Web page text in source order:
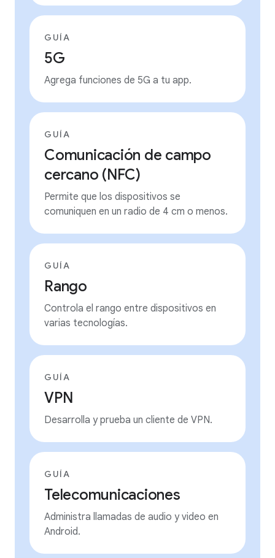
GUÍA
5G
Agrega funciones de 5G a tu app.
GUÍA
Comunicación de campo
cercano (NFC)
Permite que los dispositivos se
comuniquen en un radio de 4 cm o menos.
GUÍA
Rango
Controla el rango entre dispositivos en
varias tecnologías.
GUÍA
VPN
Desarrolla y prueba un cliente de VPN.
GUÍA
Telecomunicaciones
Administra llamadas de audio y video en
Android.